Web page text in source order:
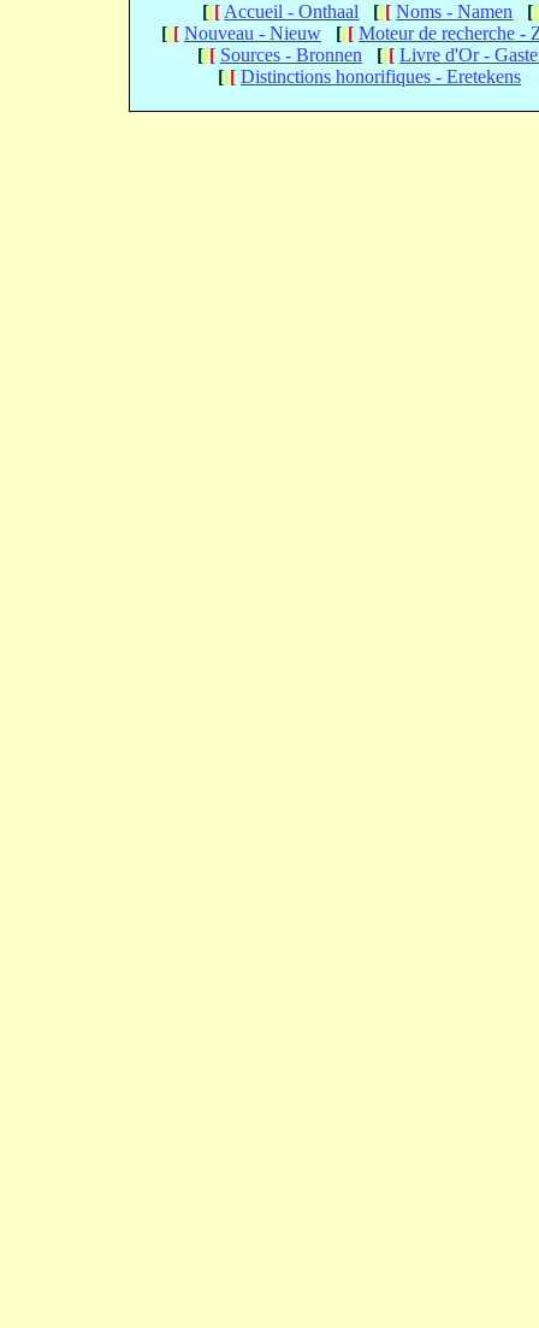
[[[ Accueil - Onthaal [[[ Noms - Namen [[
[[[ Nouveau - Nieuw [[[ Moteur de recherche -
[[[ Sources - Bronnen [[[ Livre d'Or -
[[[ Distinctions honorifiques - Eretekens